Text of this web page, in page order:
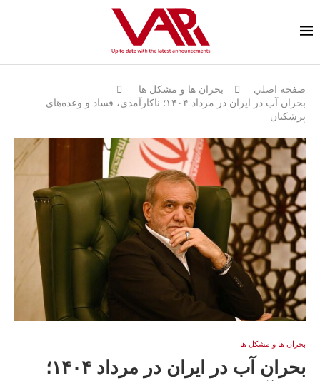
صفحة اصلي
بحران ها و مشكل ها
بحران آب در ایران در مرداد ۱۴۰۴؛ ناکارآمدی، فساد و وعده‌های
پزشکیان
بحران ها و مشكل ها
بحران آب در ایران در مرداد ۱۴۰۴؛